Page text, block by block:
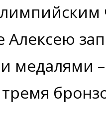
Алексею
медалями